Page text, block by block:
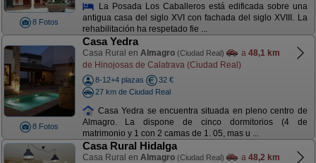
8 Fotos
La Posada Los Caballeros está edificada sobre una
antigua casa del siglo XVI con fachada del siglo XVIII. La
rehabilitación ha respetado fie ...
8 Fotos
Casa Yedra
Casa Rural en Almagro (Ciudad Real) a 48,1 km
de Hinojosas de Calatrava (Ciudad Real)
8-12+4 plazas
32 €
27 km de Ciudad Real
Casa Yedra se encuentra situada en pleno centro de
Almagro. La dispone de cinco dormitorios (4 de
matrimonio y 1 con 2 camas de 1. 05, mas u ...
Casa Rural Hidalga
Casa Rural en Almagro (Ciudad Real) a 48,2 km